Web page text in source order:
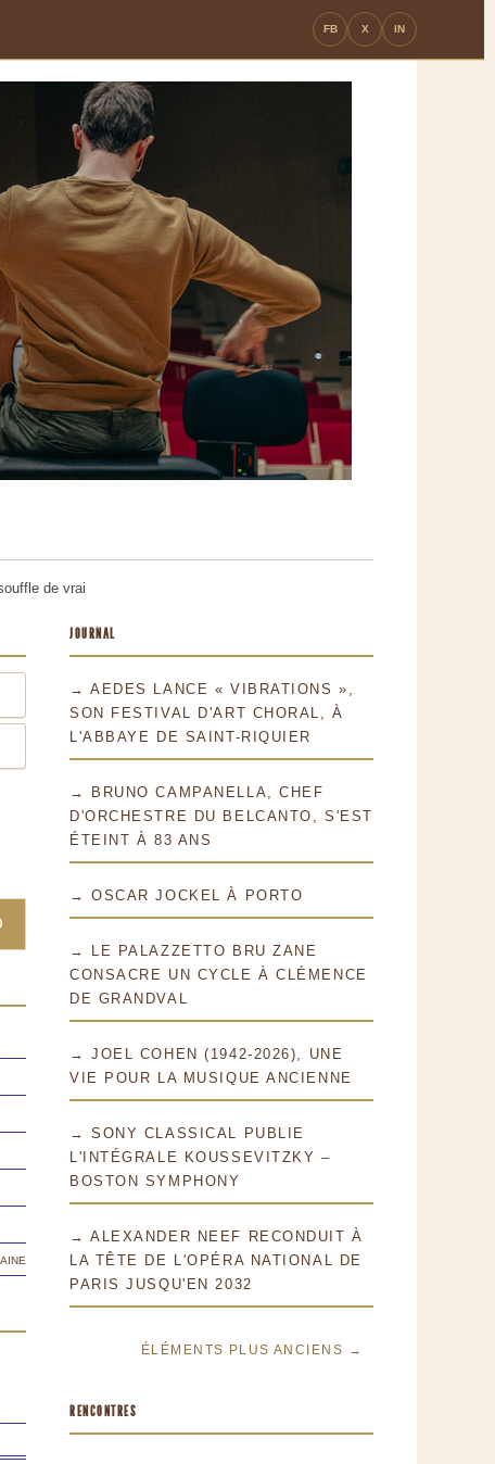
FB X IN
de vrai
JOURNAL
→ AEDES LANCE « VIBRATIONS »,
SON FESTIVAL D'ART CHORAL, À
L'ABBAYE DE SAINT-RIQUIER
→ BRUNO CAMPANELLA, CHEF
D'ORCHESTRE DU BELCANTO, S'EST
ÉTEINT À 83 ANS
→ OSCAR JOCKEL À PORTO
→ LE PALAZZETTO BRU ZANE
CONSACRE UN CYCLE À CLÉMENCE
DE GRANDVAL
→ JOEL COHEN (1942-2026), UNE
VIE POUR LA MUSIQUE ANCIENNE
→ SONY CLASSICAL PUBLIE
L'INTÉGRALE KOUSSEVITZKY –
BOSTON SYMPHONY
→ ALEXANDER NEEF RECONDUIT À
LA TÊTE DE L'OPÉRA NATIONAL DE
PARIS JUSQU'EN 2032
ÉLÉMENTS PLUS ANCIENS →
RENCONTRES